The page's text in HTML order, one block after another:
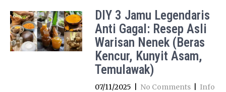
DIY 3 Jamu Legendaris
Anti Gagal: Resep Asli
Warisan Nenek (Beras
Kencur, Kunyit Asam,
Temulawak)
07/11/2025 No Comments
Info